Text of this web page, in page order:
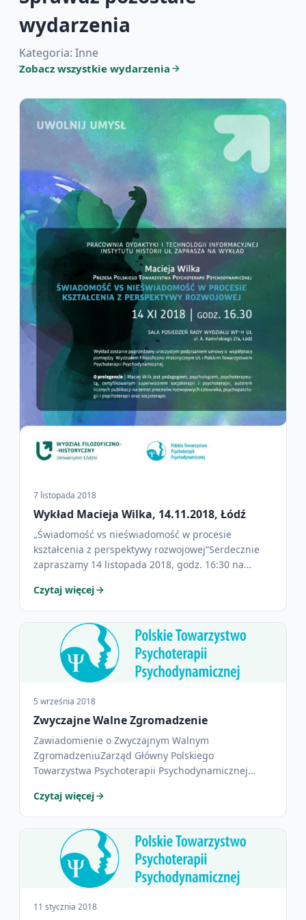
wydarzenia
Kategoria: Inne
Zobacz wszystkie wydarzenia
7 listopada 2018
Wykład Macieja Wilka, 14.11.2018, Łódź
„Świadomość vs nieświadomość w procesie
kształcenia z perspektywy rozwojowej”Serdecznie
zapraszamy 14 listopada 2018, godz. 16:30 na
Czytaj więcej
5 września 2018
Zwyczajne Walne Zgromadzenie
Zawiadomienie o Zwyczajnym Walnym
ZgromadzeniuZarząd Główny Polskiego
Towarzystwa Psychoterapii Psychodynamicznej
3…
Czytaj więcej
11 stycznia 2018